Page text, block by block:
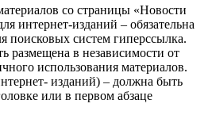
со страницы «Новости
интернет-изданий – обязательна
поисковых систем гиперссылка.
размещена в независимости от
использования материалов.
изданий) – должна быть
или в первом абзаце